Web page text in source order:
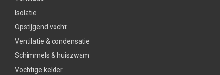
Isolatie
Opstijgend vocht
Ventilatie & condensatie
Schimmels & huiszwam
Vochtige kelder